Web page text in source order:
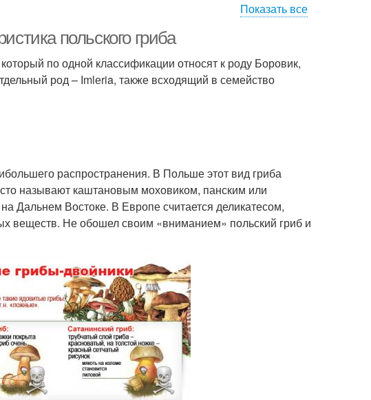
Показать все
польского гриба
по одной классификации относят к роду Боровик,
род – Imlеria, также всходящий в семейство
распространения. В Польше этот вид гриба
называют каштановым моховиком, панским или
Дальнем Востоке. В Европе считается деликатесом,
веществ. Не обошел своим «вниманием» польский гриб и